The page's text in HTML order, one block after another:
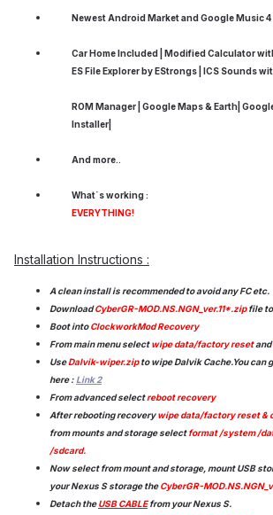
Newest Android Market and Google Music 4
Car Home Included | Modified Calculator
ES File Explorer by EStrongs | ICS Sounds
ROM Manager | Google Maps & Earth|
Installer|
And more..
What`s working :
EVERYTHING!
Installation Instructions :
A clean install is recommended to avoid any FC etc.
DownloadCyberGR-MOD.NS.NGN_ver.11*.zipfile to
Boot intoClockworkMod Recovery
From main menu selectwipe data/factory resetand
UseDalvik-wiper.zipto wipe Dalvik Cache.You can
here : Link 2
From advanced selectreboot recovery
After rebooting recoverywipe data/factory reset &
from mounts and storage selectformat /system /
/sdcard.
Now select from mount and storage, mount USB
your Nexus S storage theCyberGR-
Detach theUSB CABLEfrom your Nexus S.